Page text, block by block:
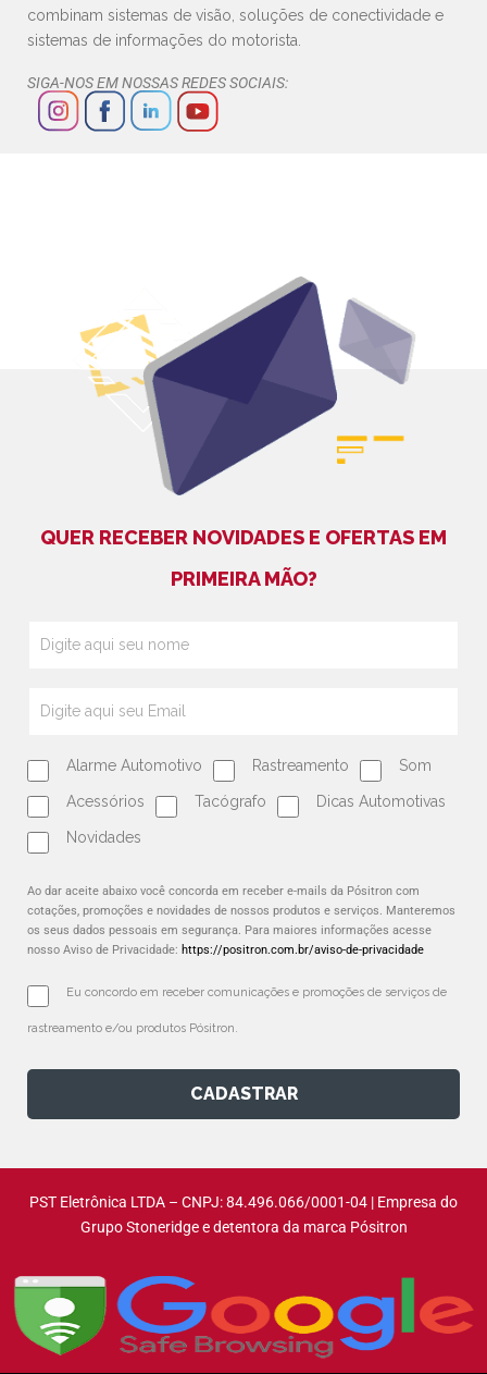
combinam sistemas de visão, soluções de conectividade e
sistemas de informações do motorista.
SIGA-NOS EM NOSSAS REDES SOCIAIS:
QUER RECEBER NOVIDADES E OFERTAS EM
PRIMEIRA MÃO?
Alarme Automotivo Rastreamento Som
Acessórios Tacógrafo Dicas Automotivas
Novidades
Ao dar aceite abaixo você concorda em receber e-mails da Pósitron com
cotações, promoções e novidades de nossos produtos e serviços. Manteremos
os seus dados pessoais em segurança. Para maiores informações acesse
nosso Aviso de Privacidade: https://positron.com.br/aviso-de-privacidade
Eu concordo em receber comunicações e promoções de serviços de
rastreamento e/ou produtos Pósitron.
CADASTRAR
PST Eletrônica LTDA – CNPJ: 84.496.066/0001-04 | Empresa do
Grupo Stoneridge e detentora da marca Pósitron